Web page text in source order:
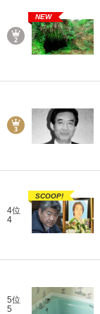
NEW
4位
4
SCOOP!
5位
5